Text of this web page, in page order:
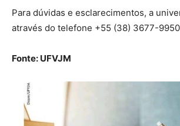
Para dúvidas e esclarecimentos, a
através do telefone +55 (38) 3677-
Fonte: UFVJM